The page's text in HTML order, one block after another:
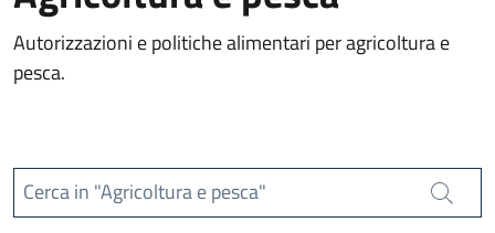
Autorizzazioni e politiche alimentari per agricoltura e
pesca.
Cerca in "Agricoltura e pesca"
Cerca